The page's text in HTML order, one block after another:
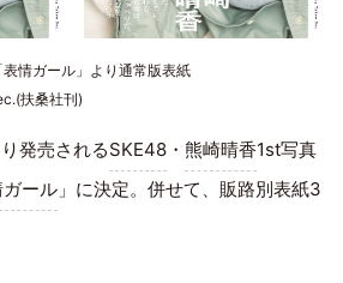
情ガール」より通常版表紙
扶桑社刊)
発売されるSKE48 ・ 熊崎晴香1st写真
ール 」に決定。併せて、販路別表紙3